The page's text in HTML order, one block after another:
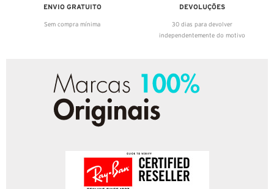
ENVIO GRATUITO
Sem compra mínima
DEVOLUÇÕES
30 dias para devolver
independentemente do motivo